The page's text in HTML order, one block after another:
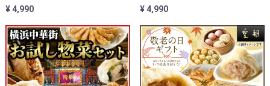
¥ 4,990
¥ 4,990